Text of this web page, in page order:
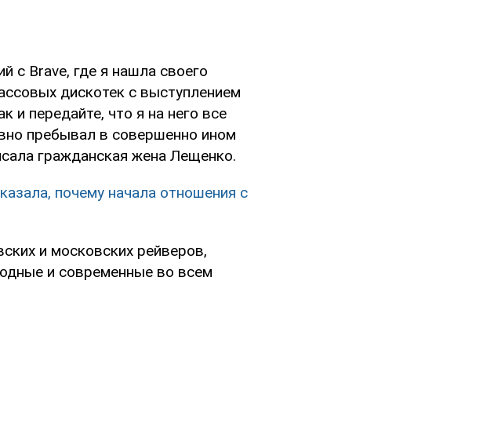
с Brave, где я нашла своего
дискотек с выступлением
и передайте, что я на него все
пребывал в совершенно ином
гражданская жена Лещенко.
почему начала отношения с
и московских рейверов,
и современные во всем